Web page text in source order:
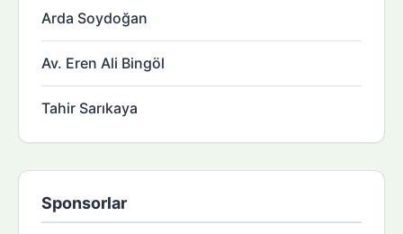
Arda Soydoğan
Av. Eren Ali Bingöl
Tahir Sarıkaya
Sponsorlar